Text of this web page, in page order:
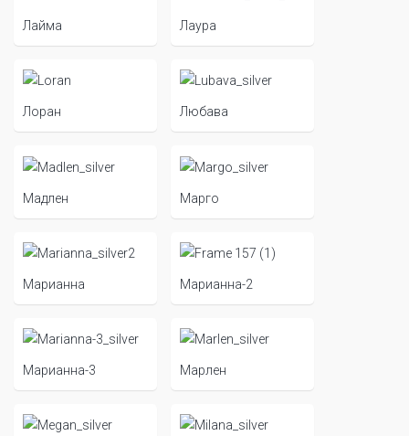
Лайма Лаура
Лоран Любава
Мадлен Марго
Марианна Марианна-2
Марианна-3 Марлен